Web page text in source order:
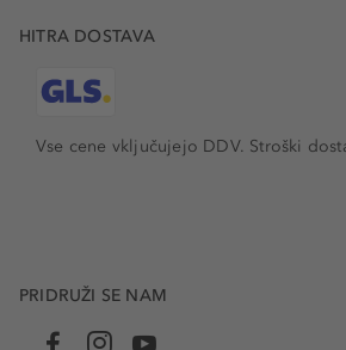
HITRA DOSTAVA
Vse cene vključujejo DDV. Stroški
PRIDRUŽI SE NAM